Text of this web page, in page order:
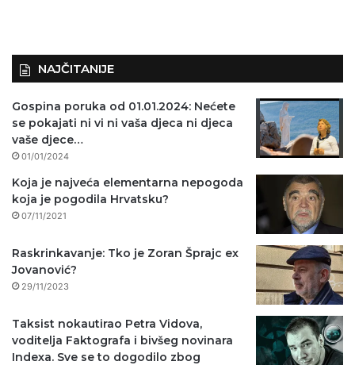
NAJČITANIJE
Gospina poruka od 01.01.2024: Nećete
se pokajati ni vi ni vaša djeca ni djeca
vaše djece…
01/01/2024
Koja je najveća elementarna nepogoda
koja je pogodila Hrvatsku?
07/11/2021
Raskrinkavanje: Tko je Zoran Šprajc ex
Jovanović?
29/11/2023
Taksist nokautirao Petra Vidova,
voditelja Faktografa i bivšeg novinara
Indexa. Sve se to dogodilo zbog